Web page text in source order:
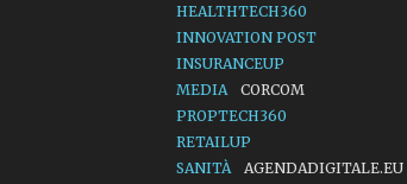
HEALTHTECH360
INNOVATION POST
INSURANCEUP
MEDIA
CORCOM
PROPTECH360
RETAILUP
SANITÀ
AGENDADIGITALE.EU